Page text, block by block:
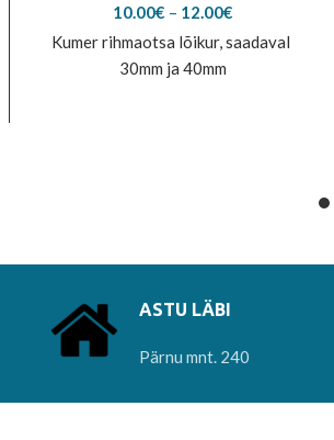
10.00€ – 12.00€Price
range:
10.00€
Kumer rihmaotsa lõikur, saadaval
30mm ja 40mm
ASTU LÄBI
Pärnu mnt. 240